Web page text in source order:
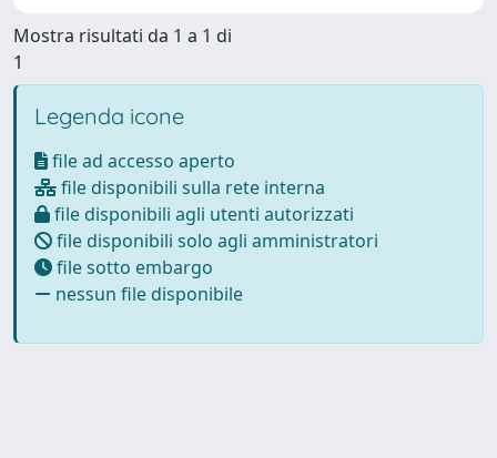
Mostra risultati da 1 a 1 di
1
Legenda icone
file ad accesso aperto
file disponibili sulla rete interna
file disponibili agli utenti autorizzati
file disponibili solo agli amministratori
file sotto embargo
nessun file disponibile